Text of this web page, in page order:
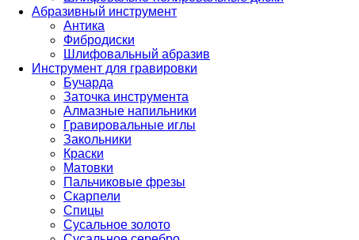
Абразивный инструмент
Антика
Фибродиски
Шлифовальный абразив
Инструмент для гравировки
Бучарда
Заточка инструмента
Алмазные напильники
Гравировальные иглы
Закольники
Краски
Матовки
Пальчиковые фрезы
Скарпели
Спицы
Сусальное золото